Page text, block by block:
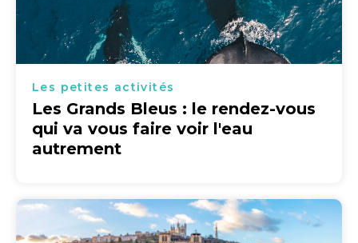
Les petites activités
Les Grands Bleus : le rendez-vous
qui va vous faire voir l'eau
autrement